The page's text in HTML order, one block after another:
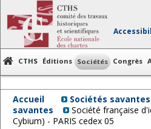
CTHS Éditions Sociétés Congrès
Accueil Sociétés savantes
savantes
Société française
Cybium) - PARIS cedex 05